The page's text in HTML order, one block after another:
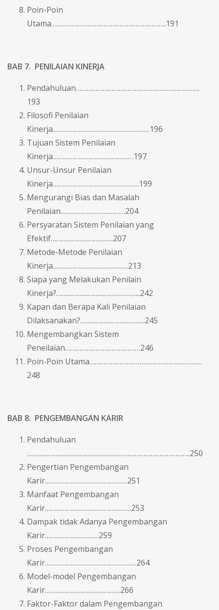
Poin-Poin
Utama……………………………………………………….191
BAB 7. PENILAIAN KINERJA
Pendahuluan……………………………………………………………
193
Filosofi Penilaian
Kinerja………………………………………………196
Tujuan Sistem Penilaian
Kinerja………………………………………197
Unsur-Unsur Penilaian
Kinerja…………………………………………199
Mengurangi Bias dan Masalah
Penilaian………………………………204
Persyaratan Sistem Penilaian yang
Efektif……………………………..207
Metode-Metode Penilaian
Kinerja……………………………………213
Siapa yang Melakukan Penilain
Kinerja?………………………………………..242
Kapan dan Berapa Kali Penilaian
Dilaksanakan?………………………………245
Mengembangkan Sistem
Peneilaian……………………………………246
Poin-Poin Utama………………………………………………………
248
BAB 8. PENGEMBANGAN KARIR
Pendahuluan
……………………………………………………………………………….250
Pengertian Pengembangan
Karir……………………………………….251
Manfaat Pengembangan
Karir…………………………………………253
Dampak tidak Adanya Pengembangan
Karir…………………………259
Proses Pengembangan
Karir……………………………………………264
Model-model Pengembangan
Karir……………………………………266
Faktor-Faktor dalam Pengembangan